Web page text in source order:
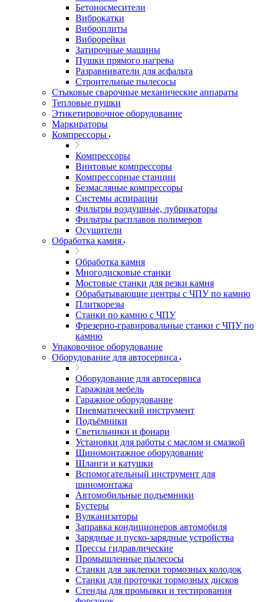
Бетоносмесители
Виброкатки
Виброплиты
Виброрейки
Затирочные машины
Пушки прямого нагрева
Разравниватели для асфальта
Строительные пылесосы
Стыковые сварочные механические аппараты
Тепловые пушки
Этикетировочное оборудование
Маркираторы
Компрессоры
Компрессоры
Винтовые компрессоры
Компрессорные станции
Безмасляные компрессоры
Системы аспирации
Фильтры воздушные, лубрикаторы
Фильтры расплавов полимеров
Осушители
Обработка камня
Обработка камня
Многодисковые станки
Мостовые станки для резки камня
Обрабатывающие центры с ЧПУ по камню
Плиткорезы
Станки по камню с ЧПУ
Фрезерно-гравировальные станки с ЧПУ по
камню
Упаковочное оборудование
Оборудование для автосервиса
Оборудование для автосервиса
Гаражная мебель
Гаражное оборудование
Пневматический инструмент
Подъёмники
Светильники и фонари
Установки для работы с маслом и смазкой
Шиномонтажное оборудование
Шланги и катушки
Вспомогательный инструмент для
шиномонтажа
Автомобильные подъемники
Бустеры
Вулканизаторы
Заправка кондиционеров автомобиля
Зарядные и пуско-зарядные устройства
Прессы гидравлические
Промышленные пылесосы
Станки для заклепки тормозных колодок
Станки для проточки тормозных дисков
Стенды для промывки и тестирования